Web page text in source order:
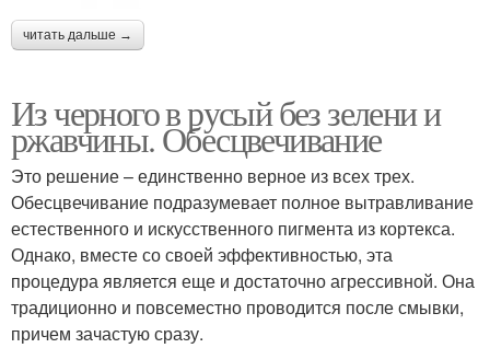
читать дальше →
Из черного в русый без зелени и
ржавчины. Обесцвечивание
Это решение – единственно верное из всех трех.
Обесцвечивание подразумевает полное вытравливание
естественного и искусственного пигмента из кортекса.
Однако, вместе со своей эффективностью, эта
процедура является еще и достаточно агрессивной. Она
традиционно и повсеместно проводится после смывки,
причем зачастую сразу.